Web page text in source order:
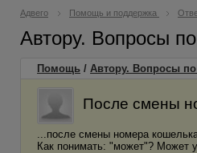
Адвего Помощь и поддержка
Автору. Вопросы
Помощь / Автору. Вопросы по
После смены
...после смены номера
Как понимать: "может"? Может